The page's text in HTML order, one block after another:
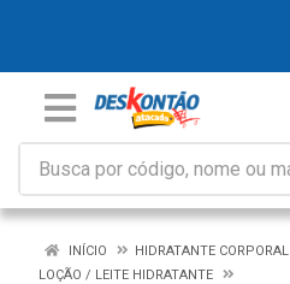
INÍCIO
HIDRATANTE CORPORAL
LOÇÃO / LEITE HIDRATANTE